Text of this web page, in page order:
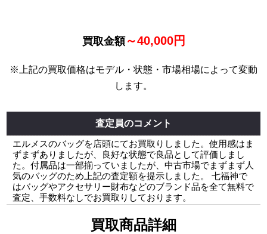
買取金額～40,000円
※上記の買取価格はモデル・状態・市場相場によって変動
します。
査定員のコメント
エルメスのバッグを店頭にてお買取りしました。使用感はま
ずまずありましたが、良好な状態で良品として評価しまし
た。付属品は一部揃っていましたが、中古市場でまずまず人
気のバッグのため上記の査定額を提示しました。 七福神で
はバッグやアクセサリー財布などのブランド品を全て無料で
査定、手数料なしでお買取りしております。
買取商品詳細